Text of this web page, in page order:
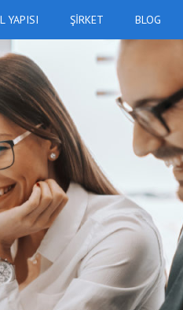
YAPISI ŞIRKET BLOG